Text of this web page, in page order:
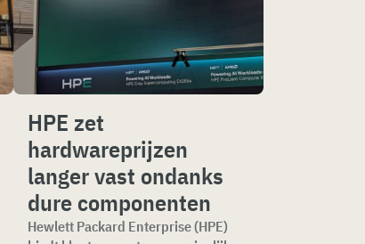
HPE zet
hardwareprijzen
langer vast ondanks
dure componenten
Hewlett Packard Enterprise (HPE)